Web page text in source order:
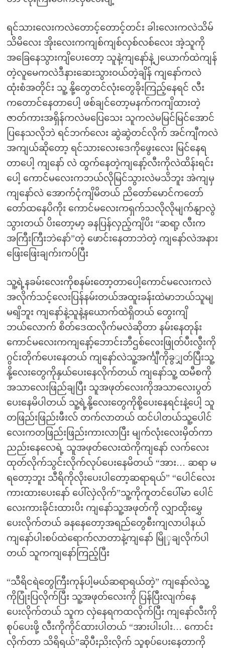
ရင်သားလေးကလဲတောင့်တောင့်တင်း ခါးလေးကလဲသိမ်
သိမိလေး အိုးလေးကကျစ်ကျစ်လှစ်လစ်လေး အဲ့သူကို
အခြေနေသွားကျိပေးတော့ သူနဲ့ကျနော်နဲ့၂ယောက်ထဲကျန်
တဲ့လူမေကလဲဒီနားဆေးသွားဝယ်တဲ့ချိန် ကျနော်ကလဲ
ထုံးစံအတိုင်း သူ့ နို့တွေတင်လုံးတွေခိုးကြည့်နေရင် လီး
ကတောင်နေတာပေါ့ ဖစ်ချင်တော့မနက်ကကျိထားတဲ့
ဇာတ်ကားအရှိန်ကလဲမပြေသေး သူကလဲမမြင်မြင်အောင်
ပြနေသလိုဘဲ ရင်ဘက်လေး ဆွဲဆွဲတင်လိုက် အင်ကျီကလဲ
အကျယ်ဆိုတော့ ရင်သားလေးဒေကိုဖွေးလေး မြင်နေရ
တာပေါ့ ကျနော် လဲ ထွက်နေတဲ့ကျနော့်လီးကိုလဲထိန်းရင်း
ပေါ့ ကောင်မလေးကဘယ်လိုမြင်သွားလဲမသိဘူး အဲကျမှ
ကျနော်လဲ အောက်ငုံကျိမိတယ် ညိတော်မောင်ကတော်
တော်ထနေပိကိုး ကောင်မလေးကရှက်သလိုလိုမျက်နျာလွဲ
သွားတယ် ပိးတော့မာ့ ခနပြန်လှည့်ကျိပိး “ဆရာ့ လီးက
အကြီးကြီးဘဲနော်”တဲ့ ဖောင်းနေတာဘဲတဲ့ ကျနော်လဲအနား
ဖြေးဖြေးချက်းကပ်ပြီး
သူ့ရဲ့နခမ်းလေးကိုစနမ်းတော့တာပေါ့ကောင်မလေးကလဲ
အလိုက်သင့်လေးပြန်နမ်းတယ်အထူးခန်းထဲမာဘယ်သူမျ
မရျိဘူး ကျနော်နဲ့သူနဲ့နယောက်ထဲရှိတယ် တွေးကျိ
ဘယ်လောက် စိတ်ဒေထလိုက်မလဲဆိုတာ နမ်းနေတုန်း
ကောင်မလေးကကျနော့်ဘောင်းဘီဌစ်လေးဖြုတ်ပီးလွီးကို
ဂွင်းတိုက်ပေးနေတယ် ကျနော်လဲသူ့အင်္ကျီကိုခွျှတ်ပြီးသူ့
နို့လေးတွေကိုနှယ်ပေးနေလိုက်တယ် ကျနော်သူ့ ထမီစကို
အသာလေးဖြည်ချပြီး သူအဖုတ်လေးကိုအသာလေးပွတ်
ပေးနေမိပါတယ် သူ့ရဲ့နို့လေးတွေကိုစို့ပေးနေရင်းနဲ့ပေါ့ သူ
တဖြည်းဖြည်းဖီးလ် တက်လာတယ် ထင်ပါတယ်သူ့ပေါင်
လေးကတဖြည်းဖြည်းကားလာပြီး မျက်လုံးလေးမှိတ်ကာ
ညည်းနေလေရဲ့ သူအဖုတ်လေးထဲကိုကျနော် လက်လေး
ထုတ်လိုက်သွင်းလိုက်လုပ်ပေးနေမိတယ် “အား… ဆရာ မ
ရတော့ဘူး သီရိကိုလိုးပေးပါတော့ဆရာရယ်” “ပေါင်လေး
ကားထားပေးနော် ပေါ်လှဲလိုက်”သူ့ကိုကူတင်ပေါ်မာ ပေါင်
လေးကားခိုင်းထားပိး ကျနော်သူ့အဖုတ်ကို လျှာထိုးမွှေ
ပေးလိုက်တယ် ခနနေတော့အရည်တွေစီးကျလာပါနယ်
ကျနော်ပါးစပ်ထဲရောက်လာတာနဲ့ကျနော် မြိုှချလိုက်ပါ
တယ် သူကကျနော်ကြည့်ပြီး
“သီရိငရဲတွေကြီးကုန်ပါ့မယ်ဆရာရယ်တဲ့” ကျနော်လဲသူ့
ကိုပြုံးပြလိုက်ပြီး သူ့အဖုတ်လေးကို ပြန်ပြီးလျက်နေ
ပေးလိုက်တယ် သူက လှဲနေရကထလိုက်ပြီး ကျနော်လီးကို
စုပ်ပေးဖို့ လီးကိုကိုင်ထားပါတယ် “အားပါးပါး… ကောင်း
လိုက်တာ သိရိရယ်”ဆိုပီးညိးလိုက် သူစုပ်ပေးနေတာကို